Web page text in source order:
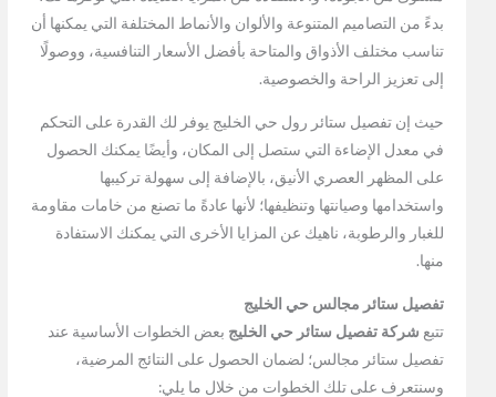
بدءً من التصاميم المتنوعة والألوان والأنماط المختلفة التي يمكنها أن
تناسب مختلف الأذواق والمتاحة بأفضل الأسعار التنافسية، ووصولًا
إلى تعزيز الراحة والخصوصية.
حيث إن تفصيل ستائر رول حي الخليج يوفر لك القدرة على التحكم
في معدل الإضاءة التي ستصل إلى المكان، وأيضًا يمكنك الحصول
على المظهر العصري الأنيق، بالإضافة إلى سهولة تركيبها
واستخدامها وصيانتها وتنظيفها؛ لأنها عادةً ما تصنع من خامات مقاومة
للغبار والرطوبة، ناهيك عن المزايا الأخرى التي يمكنك الاستفادة
منها.
تفصيل ستائر مجالس حي الخليج
تتبع شركة تفصيل ستائر حي الخليج بعض الخطوات الأساسية عند
تفصيل ستائر مجالس؛ لضمان الحصول على النتائج المرضية،
وسنتعرف على تلك الخطوات من خلال ما يلي: